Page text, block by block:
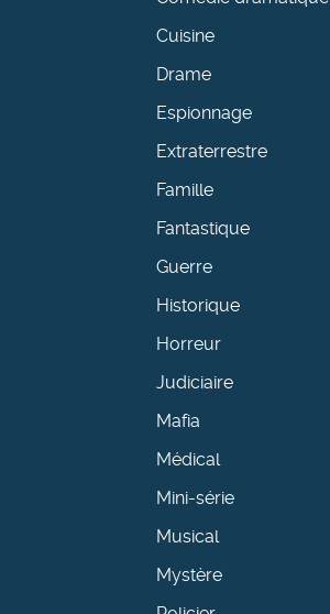
Cuisine
Drame
Espionnage
Extraterrestre
Famille
Fantastique
Guerre
Historique
Horreur
Judiciaire
Mafia
Médical
Mini-série
Musical
Mystère